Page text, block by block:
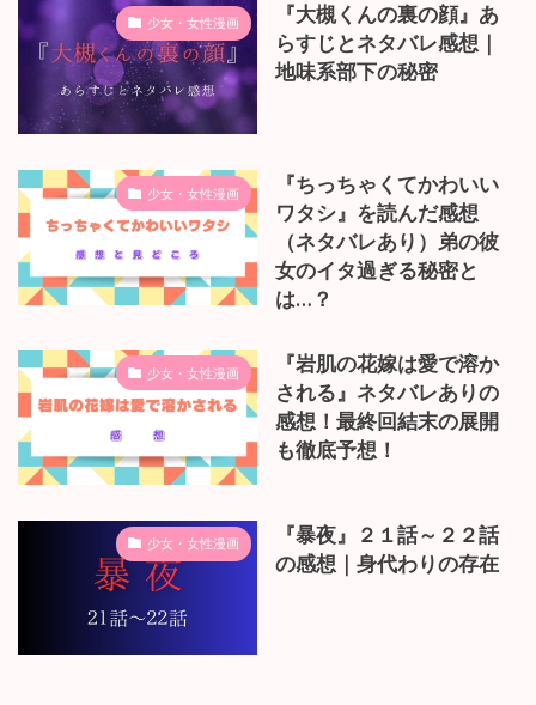
少女・女性漫画
『大槻くんの裏の顔』あ
らすじとネタバレ感想｜
地味系部下の秘密
少女・女性漫画
『ちっちゃくてかわいい
ワタシ』を読んだ感想
（ネタバレあり）弟の彼
女のイタ過ぎる秘密と
は…？
少女・女性漫画
『岩肌の花嫁は愛で溶か
される』ネタバレありの
感想！最終回結末の展開
も徹底予想！
少女・女性漫画
『暴夜』２１話～２２話
の感想｜身代わりの存在